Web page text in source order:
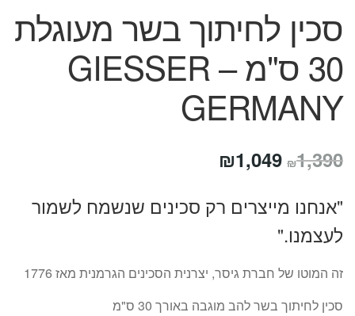
סכין לחיתוך בשר מעוגלת
30 ס"מ – GIESSER
GERMANY
₪1,390 המחיר
היה:
₪1,390.
₪1,049
הוא:
"אנחנו מייצרים רק סכינים שנשמח לשמור
לעצמנו."
זה המוטו של חברת גיסר, יצרנית הסכינים הגרמנית מאז 1776
סכין לחיתוך בשר להב מוגבה באורך 30 ס"מ